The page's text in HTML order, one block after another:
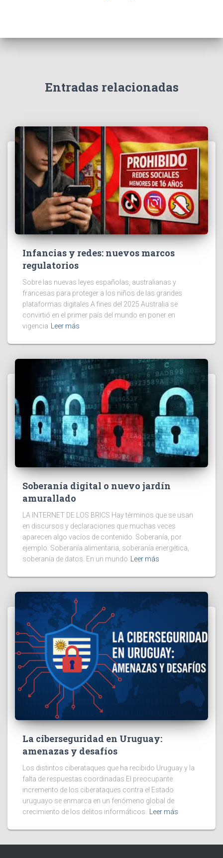
Entradas relacionadas
Infancias y redes: nuevos marcos
regulatorios
Sobre las nuevas leyes españolas, australianas y
francesas para proteger a los niños de las grandes
plataformas digitales A fines del 2025 Australia se
convirtió en el primer país del mundo en poner en
vigencia Leer más
Soberanía digital o nuevo jardín
amurallado
LA INTERNET DE LOS BRICS Hay términos que se usan
en discursos y declaraciones que muchas veces
aparecen algo vacíos de contenido. Soberanía, por
ejemplo. Soberanía alimentaria, soberanía energética,
soberanía de datos. En un mundo Leer más
La ciberseguridad en Uruguay:
amenazas y desafíos
Los distintos ciberataques que ha recibido Uruguay y la
falta de respuestas coordinadas El preocupante
incremento de los ciberataques contra el Estado
uruguayo se enmarca en un fenómeno global de
crecimiento de los delitos informáticos.
Leer más